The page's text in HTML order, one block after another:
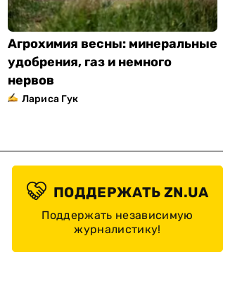
Агрохимия весны: минеральные
удобрения, газ и немного
нервов
Лариса Гук
ПОДДЕРЖАТЬ ZN.UA
Поддержать независимую
журналистику!